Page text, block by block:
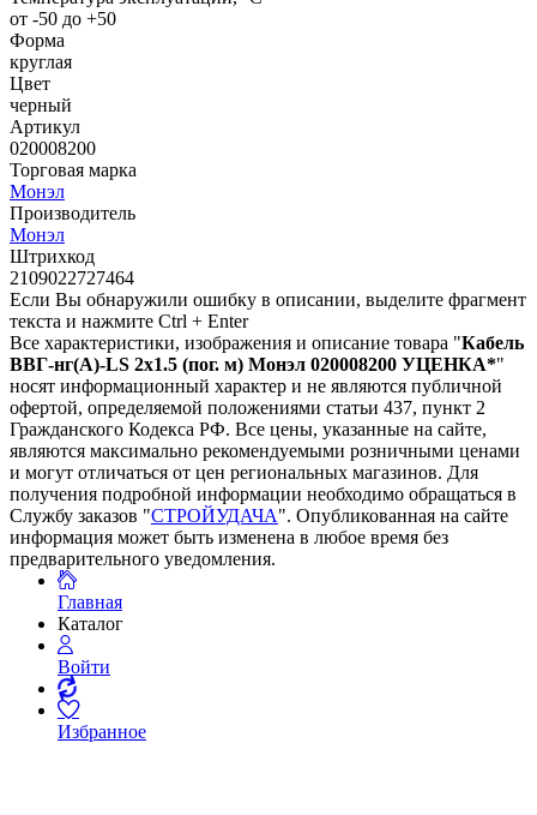
от -50 до +50
Форма
круглая
Цвет
черный
Артикул
020008200
Торговая марка
Монэл
Производитель
Монэл
Штрихкод
2109022727464
Если Вы обнаружили ошибку в описании, выделите фрагмент
текста и нажмите Ctrl + Enter
Все характеристики, изображения и описание товара "Кабель
ВВГ-нг(А)-LS 2х1.5 (пог. м) Монэл 020008200 УЦЕНКА*"
носят информационный характер и не являются публичной
офертой, определяемой положениями статьи 437, пункт 2
Гражданского Кодекса РФ. Все цены, указанные на сайте,
являются максимально рекомендуемыми розничными ценами
и могут отличаться от цен региональных магазинов. Для
получения подробной информации необходимо обращаться в
Службу заказов "СТРОЙУДАЧА". Опубликованная на сайте
информация может быть изменена в любое время без
предварительного уведомления.
Главная
Каталог
Войти
Избранное